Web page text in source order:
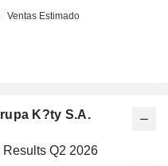
K?ty S.A.
Q2 2026